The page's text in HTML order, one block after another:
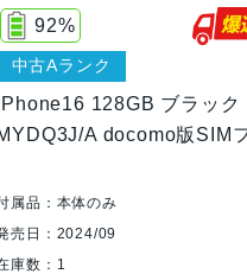
防沫性能、耐水性
能、防塵性能
カメラ
128GB ブラック
A docomo版SIM
92%
中古Aランク
属品：本体のみ
売日：2024/09
庫数：1